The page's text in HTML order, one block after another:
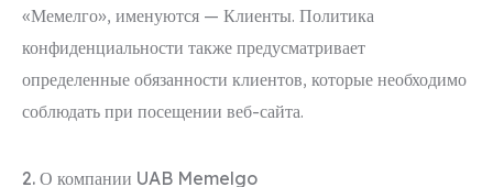
«Мемелго», именуются — Клиенты. Политика
конфиденциальности также предусматривает
определенные обязанности клиентов, которые необходимо
соблюдать при посещении веб-сайта.
2. О компании UAB Memelgo